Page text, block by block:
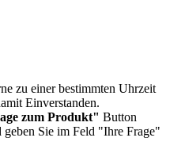
zu einer bestimmten Uhrzeit
Einverstanden.
zum Produkt" Button
geben Sie im Feld "Ihre Frage"